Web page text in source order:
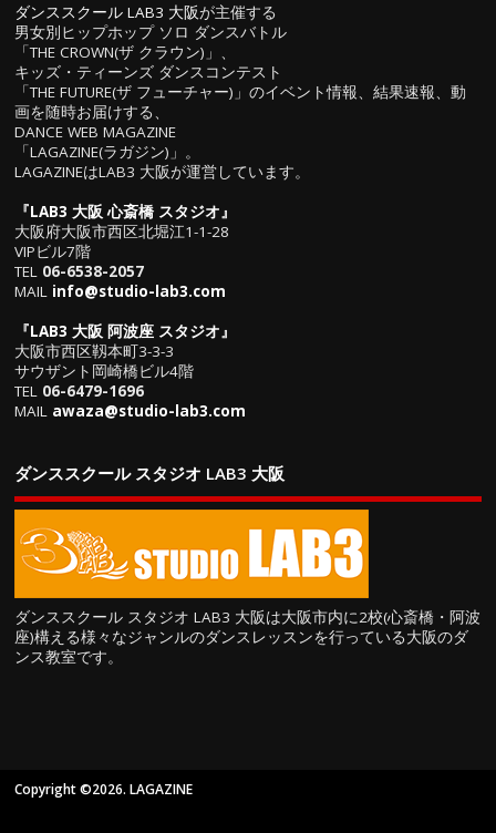
ダンススクール LAB3 大阪が主催する
男女別ヒップホップ ソロ ダンスバトル
「THE CROWN(ザ クラウン)」、
キッズ・ティーンズ ダンスコンテスト
「THE FUTURE(ザ フューチャー)」のイベント情報、結果速報、動
画を随時お届けする、
DANCE WEB MAGAZINE
「LAGAZINE(ラガジン)」。
LAGAZINEはLAB3 大阪が運営しています。
『LAB3 大阪 心斎橋 スタジオ』
大阪府大阪市西区北堀江1-1-28
VIPビル7階
TEL 06-6538-2057
MAIL info@studio-lab3.com
『LAB3 大阪 阿波座 スタジオ』
大阪市西区靱本町3-3-3
サウザント岡崎橋ビル4階
TEL 06-6479-1696
MAIL awaza@studio-lab3.com
ダンススクール スタジオ LAB3 大阪
ダンススクール スタジオ LAB3 大阪は大阪市内に2校(心斎橋・阿波
座)構える様々なジャンルのダンスレッスンを行っている大阪のダ
ンス教室です。
Copyright ©2026. LAGAZINE